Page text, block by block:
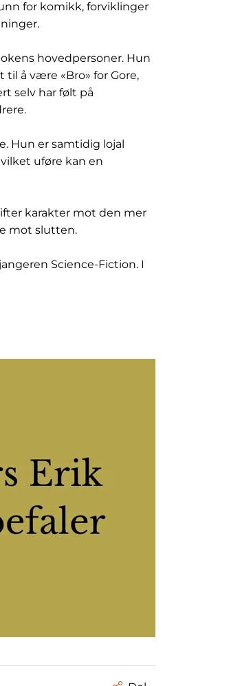
for komikk, forviklinger
hovedpersoner. Hun
å være «Bro» for Gore,
selv har følt på
Hun er samtidig lojal
uføre kan en
karakter mot den mer
mot slutten.
Science-Fiction. I